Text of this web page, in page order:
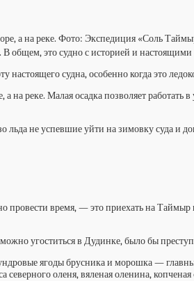
а на реке. Фото: Экспедиция «Соль
общем, это судно с историей и
судна, особенно когда это
реке. Малая осадка позволяет
не успевшие уйти на зимовку суда и
время, — это приехать на
угоститься в Дудинке, было бы
ягоды брусника и морошка —
оленя, вяленая оленина, копченая